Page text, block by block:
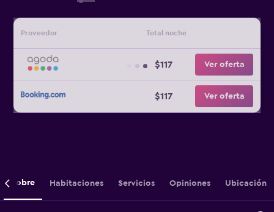
Proveedor Total noche
$117 Ver oferta
$117 Ver oferta
Sobre Habitaciones Servicios Opiniones Ubicación